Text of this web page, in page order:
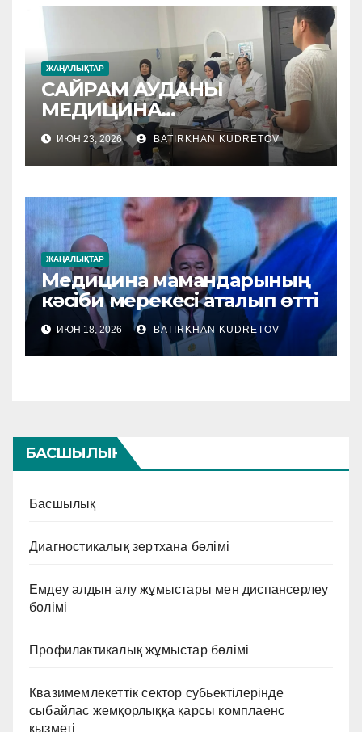
ЖАҢАЛЫҚТАР
САЙРАМ АУДАНЫ
МЕДИЦИНА
МЕКЕМЕЛЕРІНЕ
ӘДІСТЕМЕЛІК КӨМЕК
КӨРСЕТІЛУДЕ
ИЮН 23, 2026 BATIRKHAN KUDRETOV
ЖАҢАЛЫҚТАР
Медицина мамандарының
кәсіби мерекесі аталып өтті
ИЮН 18, 2026 BATIRKHAN KUDRETOV
БАСШЫЛЫҚ
Басшылық
Диагностикалық зертхана бөлімі
Емдеу алдын алу жұмыстары мен диспансерлеу
бөлімі
Профилактикалық жұмыстар бөлімі
Квазимемлекеттік сектор субьектілерінде
сыбайлас жемқорлыққа қарсы комплаенс
қызметі